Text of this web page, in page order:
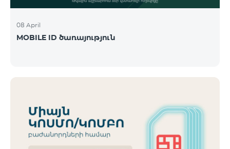
08 April
MOBILE ID ծառայություն